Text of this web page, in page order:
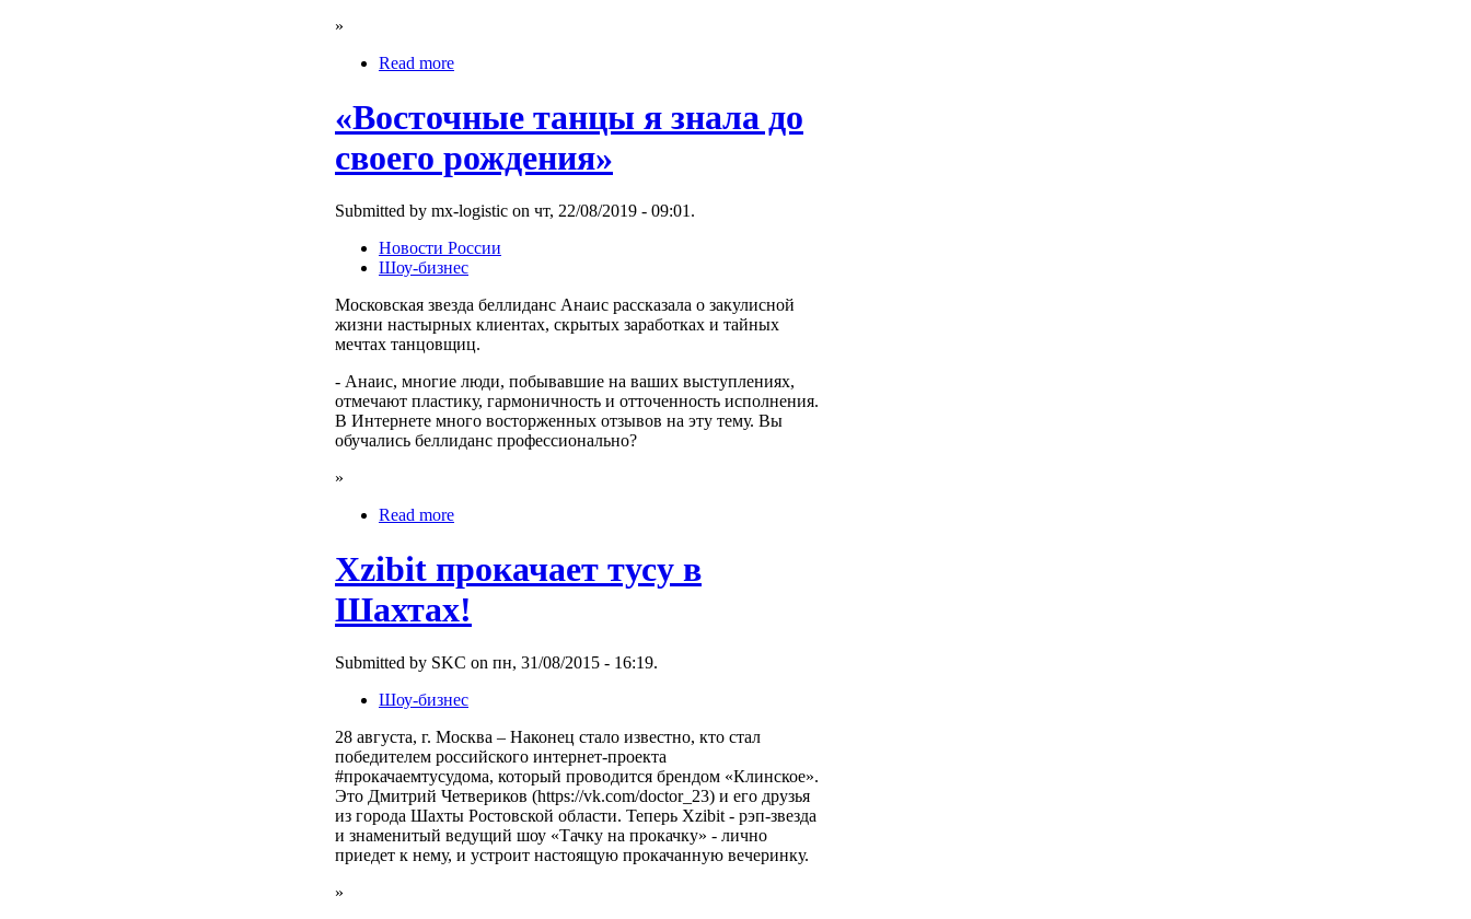
»
Read more
«Восточные танцы я знала до
своего рождения»
Submitted by mx-logistic on чт, 22/08/2019 - 09:01.
Новости России
Шоу-бизнес
Московская звезда беллиданс Анаис рассказала о закулисной
жизни настырных клиентах, скрытых заработках и тайных
мечтах танцовщиц.
- Анаис, многие люди, побывавшие на ваших выступлениях,
отмечают пластику, гармоничность и отточенность исполнения.
В Интернете много восторженных отзывов на эту тему. Вы
обучались беллиданс профессионально?
»
Read more
Xzibit прокачает тусу в
Шахтах!
Submitted by SKC on пн, 31/08/2015 - 16:19.
Шоу-бизнес
28 августа, г. Москва – Наконец стало известно, кто стал
победителем российского интернет-проекта
#прокачаемтусудома, который проводится брендом «Клинское».
Это Дмитрий Четвериков (https://vk.com/doctor_23) и его друзья
из города Шахты Ростовской области. Теперь Xzibit - рэп-звезда
и знаменитый ведущий шоу «Тачку на прокачку» - лично
приедет к нему, и устроит настоящую прокачанную вечеринку.
»